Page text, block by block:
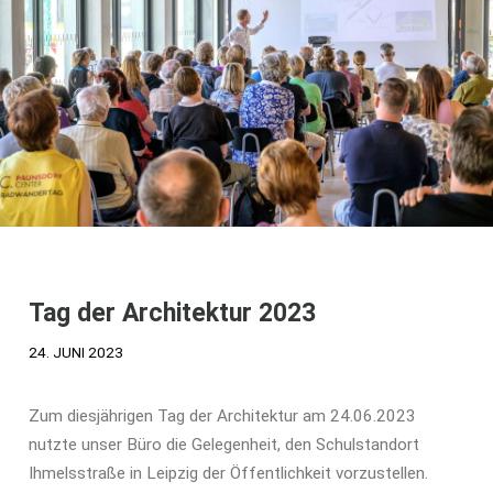
Tag der Architektur 2023
24. JUNI 2023
Zum diesjährigen Tag der Architektur am 24.06.2023
nutzte unser Büro die Gelegenheit, den Schulstandort
Ihmelsstraße in Leipzig der Öffentlichkeit vorzustellen.